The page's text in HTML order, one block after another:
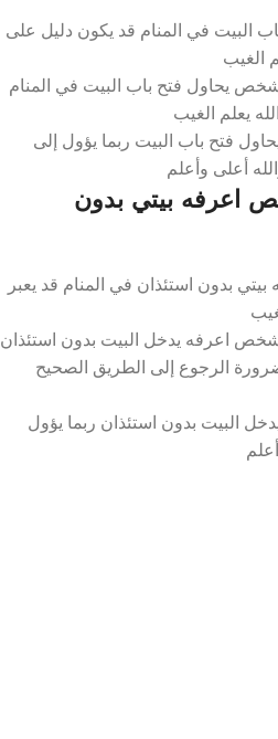
البيت في المنام قد يكون دليل على
الغيب
يحاول فتح باب البيت في المنام
يعلم الغيب
فتح باب البيت ربما يؤول إلى
أعلى وأعلم
اعرفه بيتي بدون
بدون استئذان في المنام قد يعبر
اعرفه يدخل البيت بدون استئذان
الرجوع إلى الطريق الصحيح
البيت بدون استئذان ربما يؤول